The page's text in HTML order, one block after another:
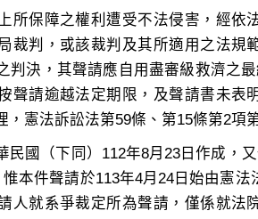
所保障之權利遭受不法侵害，經依
裁判，或該裁判及其所適用之法規
判決，其聲請應自用盡審級救濟之
聲請逾越法定期限，及聲請書未表
民國（下同）112年8月23日作成，
本件聲請於113年4月24日始由憲
人就系爭裁定所為聲請，僅係就法